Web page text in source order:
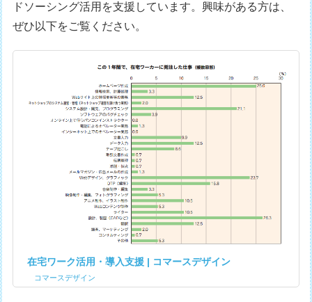
ドソーシング活用を支援しています。興味がある方は、
ぜひ以下をご覧ください。
在宅ワーク活用・導入支援 | コマースデザイン
コマースデザイン